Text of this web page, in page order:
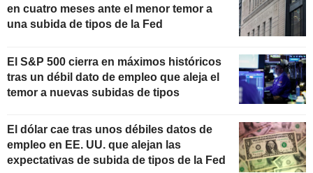
en cuatro meses ante el menor temor a
una subida de tipos de la Fed
El S&P 500 cierra en máximos históricos
tras un débil dato de empleo que aleja el
temor a nuevas subidas de tipos
El dólar cae tras unos débiles datos de
empleo en EE. UU. que alejan las
expectativas de subida de tipos de la Fed